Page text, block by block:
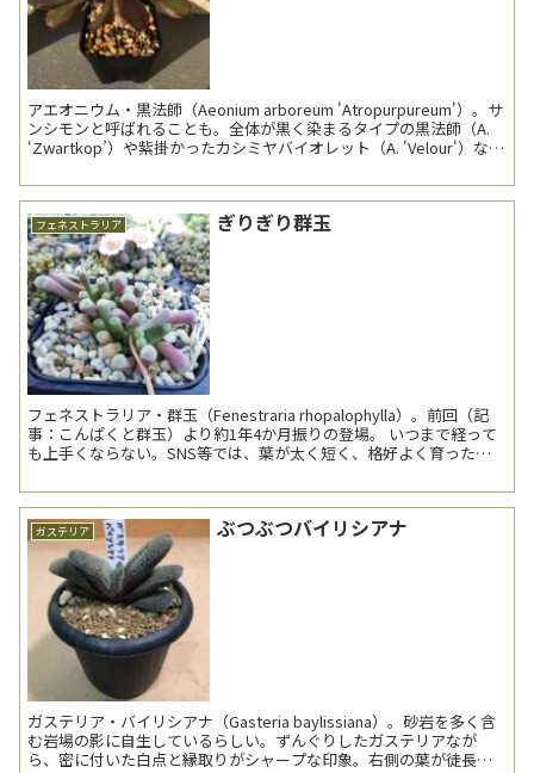
アエオニウム・黒法師（Aeonium arboreum 'Atropurpureum'）。サ
ンシモンと呼ばれることも。全体が黒く染まるタイプの黒法師（A.
‘Zwartkop’）や紫掛かったカシミヤバイオレット（A. 'Velour'）な
フェネストラリア ぎりぎり群玉
フェネストラリア・群玉（Fenestraria rhopalophylla）。前回（記
事：こんぱくと群玉）より約1年4か月振りの登場。 いつまで経って
も上手くならない。SNS等では、葉が太く短く、格好よく育ったも
ガステリア ぶつぶつバイリシアナ
ガステリア・バイリシアナ（Gasteria baylissiana）。砂岩を多く含
む岩場の影に自生しているらしい。ずんぐりしたガステリアなが
ら、密に付いた白点と縁取りがシャープな印象。右側の葉が徒長気